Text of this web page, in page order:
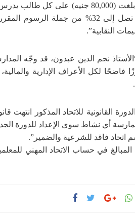
وأوضح البيان أن المتهم فرض رسومًا بلغت
الحكومية، مشيرًا إلى أن هذه النسبة تصل إلى
النقابية”.
“الأستاذ نجم الدين عبدون، قد وجّه
فاضحًا لكل الأعراف الإدارية
ممارسة أي نشاط سوى الإعداد للدورة
اتحاد فاقد للشرعية والضمير”.
في حساب الاتحاد المهني